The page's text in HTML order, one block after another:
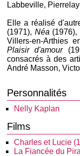
Labbeville,
Elle a réalisé
(1971), Néa (1976),
Villers-en-Arthies
Plaisir d'amour
consacrés à des
André Masson,
Personnalités
Nelly Kaplan
Films
Charles et Lucie
La Fiancée du